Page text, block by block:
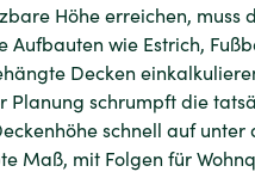
Höhe erreichen, muss
Aufbauten wie Estrich,
Decken
Planung schrumpft die
schnell auf unter
Maß, mit Folgen für